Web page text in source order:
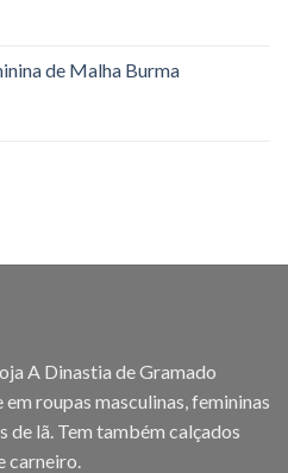
de Malha Burma
A Dinastia de Gramado
roupas masculinas, femininas
de lã. Tem também calçados
carneiro.